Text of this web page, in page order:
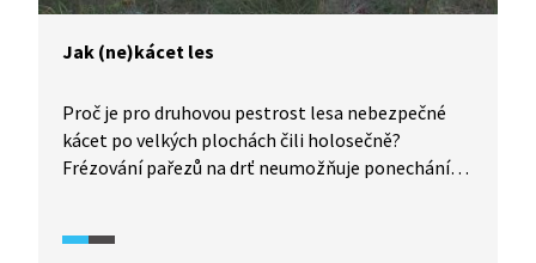
Jak (ne)kácet les
Proč je pro druhovou pestrost lesa nebezpečné
kácet po velkých plochách čili holosečně?
Frézování pařezů na drť neumožňuje ponechání
pro další generaci stromů. Následné frézování